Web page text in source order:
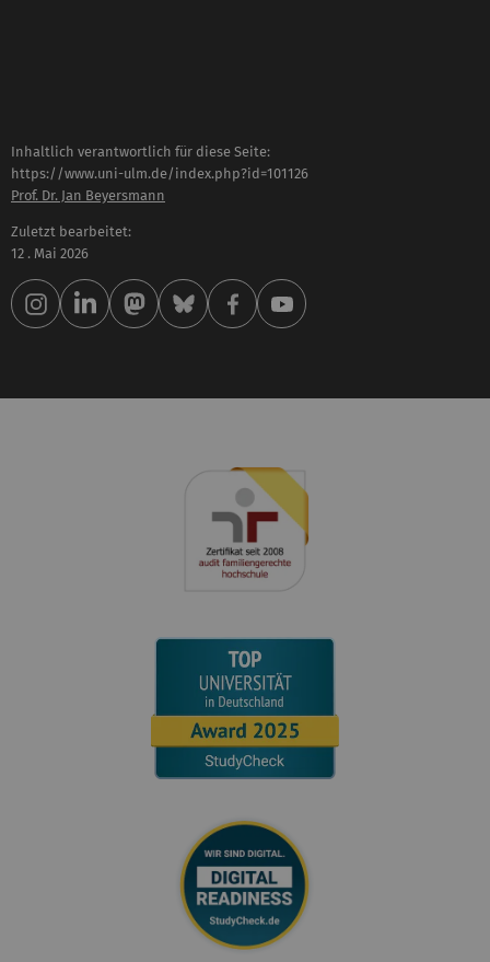
Inhaltlich verantwortlich für diese Seite:
https://www.uni-ulm.de/index.php?id=101126
Prof. Dr. Jan Beyersmann
Zuletzt bearbeitet:
12 . Mai 2026